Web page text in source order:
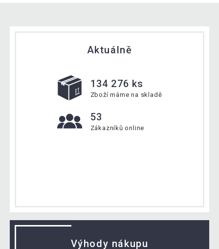
Aktuálně
134 276 ks
Zboží máme na skladě
53
Zákazníků online
Výhody nákupu